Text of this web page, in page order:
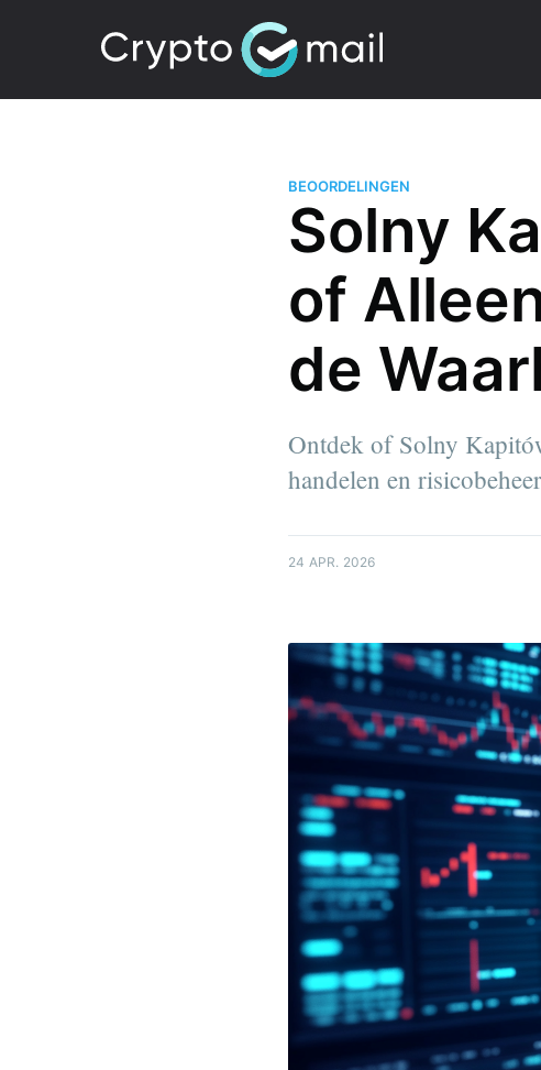
BEOORDELINGEN
Solny
of
de
Ontdek of Solny
handelen en
24 APR. 2026